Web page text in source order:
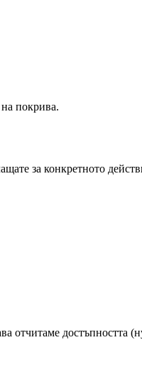
покрива.
за конкретното
отчитаме достъпността